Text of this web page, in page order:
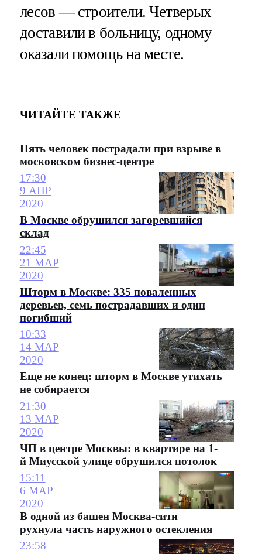
лесов — строители. Четверых
доставили в больницу, одному
оказали помощь на месте.
ЧИТАЙТЕ ТАКЖЕ
Пять человек пострадали при взрыве в
московском бизнес-центре
17:30
9 АПР
2020
В Москве обрушился загоревшийся
склад
22:45
21 МАР
2020
Шторм в Москве: 335 поваленных
деревьев, семь пострадавших и один
погибший
10:33
14 МАР
2020
Еще не конец: шторм в Москве утихать
не собирается
21:30
13 МАР
2020
ЧП в центре Москвы: в квартире на 1-
й Миусской улице обрушился потолок
15:11
6 МАР
2020
В одной из башен Москва-сити
рухнула часть наружного остекления
23:58